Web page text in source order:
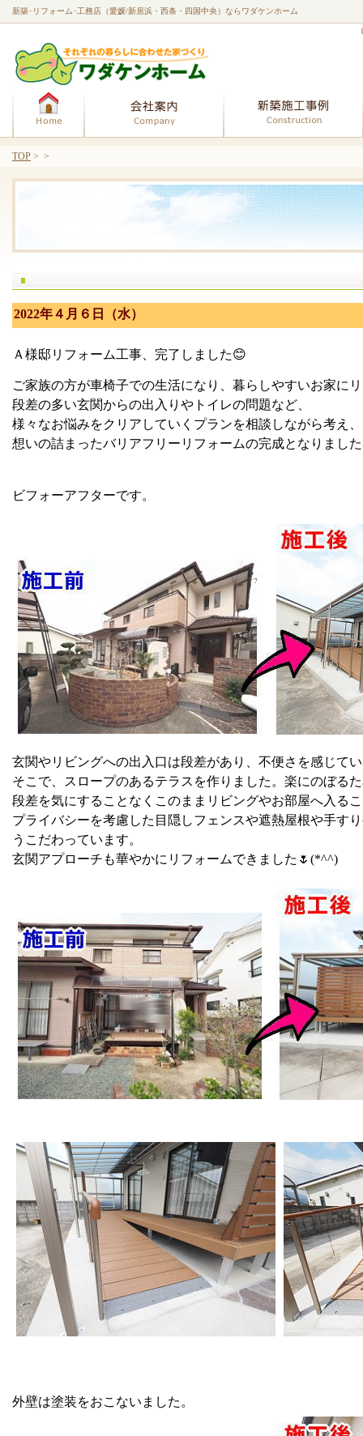
新築･リフォーム･工務店（愛媛/新居浜・西条・四国中央）ならワダケンホーム
2022年４月６日（水）
Ａ様邸リフォーム工事、完了しました😊
ご家族の方が車椅子での生活になり、暮らしやすいお家に
段差の多い玄関からの出入りやトイレの問題など、
様々なお悩みをクリアしていくプランを相談しながら考え、
想いの詰まったバリアフリーリフォームの完成となりまし
ビフォーアフターです。
玄関やリビングへの出入口は段差があり、不便さを感じて
そこで、スロープのあるテラスを作りました。楽にのぼる
段差を気にすることなくこのままリビングやお部屋へ入る
プライバシーを考慮した目隠しフェンスや遮熱屋根や手す
うこだわっています。
玄関アプローチも華やかにリフォームできました🌷(*^^)
外壁は塗装をおこないました。
TOP > >